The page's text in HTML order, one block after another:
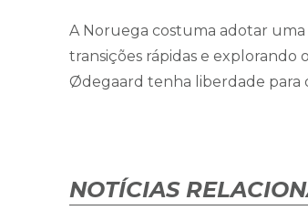
A Noruega costuma adotar
transições rápidas e explorando
Ødegaard tenha liberdade para
NOTÍCIAS